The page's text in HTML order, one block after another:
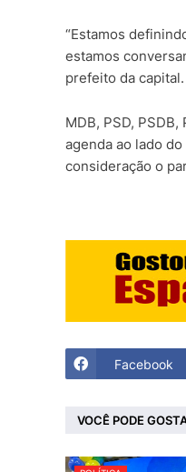
“Estamos
estamos
prefeito da capital.
MDB, PSD,
agenda ao lado
consideração o
Facebook
VOCÊ PODE